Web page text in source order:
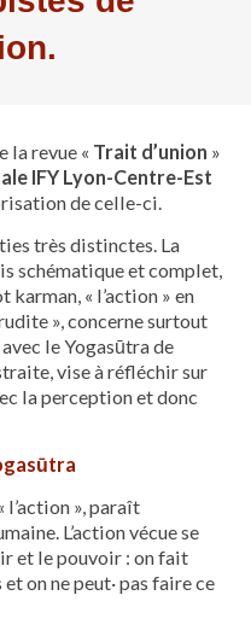
la revue « Trait d’union »
IFY Lyon-Centre-Est
de celle-ci.
très distinctes. La
schématique et complet,
« l’action » en
», concerne surtout
le Yogasūtra de
vise à réfléchir sur
la perception et donc
« l’action », paraît
L’action vécue se
et le pouvoir : on fait
on ne peut· pas faire ce